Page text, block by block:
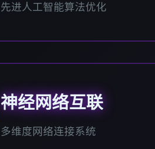
先进人工智能算法优化
神经网络互联
多维度网络连接系统